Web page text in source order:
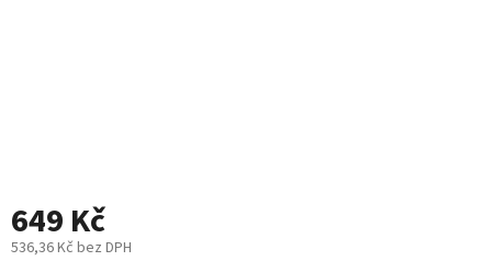
Kontakty
649 Kč
536,36 Kč bez DPH